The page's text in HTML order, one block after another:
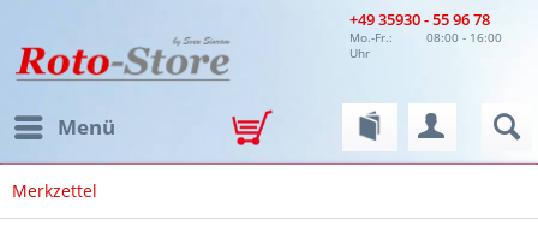
+49 35930 - 55 96 78
Mo.-Fr.:
08:00 - 16:00
Uhr
Menü
Merkzettel